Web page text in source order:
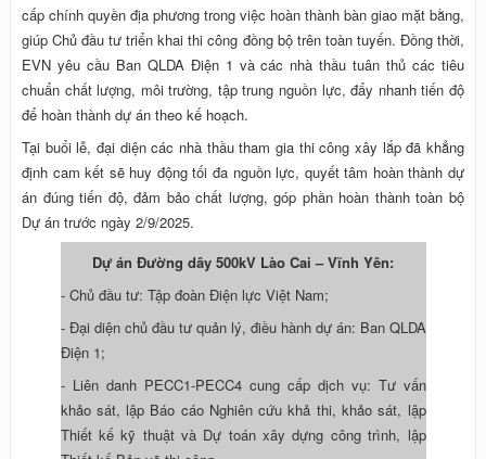
cấp chính quyền địa phương trong việc hoàn thành bàn giao mặt bằng,
giúp Chủ đầu tư triển khai thi công đồng bộ trên toàn tuyến. Đồng thời,
EVN yêu cầu Ban QLDA Điện 1 và các nhà thầu tuân thủ các tiêu
chuẩn chất lượng, môi trường, tập trung nguồn lực, đẩy nhanh tiến độ
để hoàn thành dự án theo kế hoạch.
Tại buổi lễ, đại diện các nhà thầu tham gia thi công xây lắp đã khẳng
định cam kết sẽ huy động tối đa nguồn lực, quyết tâm hoàn thành dự
án đúng tiến độ, đảm bảo chất lượng, góp phần hoàn thành toàn bộ
Dự án trước ngày 2/9/2025.
Dự án Đường dây 500kV Lào Cai – Vĩnh Yên:
- Chủ đầu tư: Tập đoàn Điện lực Việt Nam;
- Đại diện chủ đầu tư quản lý, điều hành dự án: Ban QLDA
Điện 1;
- Liên danh PECC1-PECC4 cung cấp dịch vụ: Tư vấn
khảo sát, lập Báo cáo Nghiên cứu khả thi, khảo sát, lập
Thiết kế kỹ thuật và Dự toán xây dựng công trình, lập